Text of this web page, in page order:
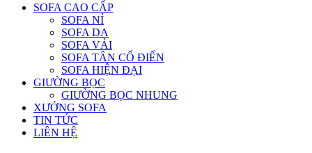
SOFA CAO CẤP
SOFA NỈ
SOFA DA
SOFA VẢI
SOFA TÂN CỔ ĐIỂN
SOFA HIỆN ĐẠI
GIƯỜNG BỌC
GIƯỜNG BỌC NHUNG
XƯỞNG SOFA
TIN TỨC
LIÊN HỆ